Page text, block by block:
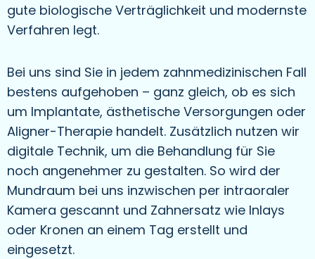
gute biologische Verträglichkeit und modernste
Verfahren legt.
Bei uns sind Sie in jedem zahnmedizinischen Fall
bestens aufgehoben – ganz gleich, ob es sich
um Implantate, ästhetische Versorgungen oder
Aligner-Therapie handelt. Zusätzlich nutzen wir
digitale Technik, um die Behandlung für Sie
noch angenehmer zu gestalten. So wird der
Mundraum bei uns inzwischen per intraoraler
Kamera gescannt und Zahnersatz wie Inlays
oder Kronen an einem Tag erstellt und
eingesetzt.